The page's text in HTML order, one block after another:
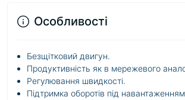
Особливості
Безщітковий двигун.
Продуктивність як в мережевого
Регулювання швидкості.
Підтримка оборотів під